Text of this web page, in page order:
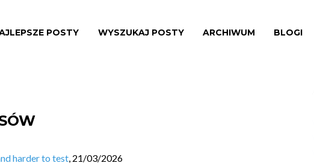
POSTY WYSZUKAJ POSTY ARCHIWUM BLOGI
harder to test, 21/03/2026